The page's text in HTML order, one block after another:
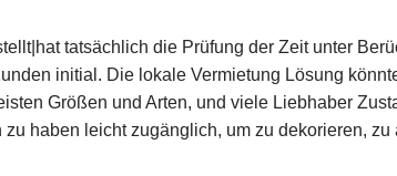
tatsächlich die Prüfung der Zeit unter
initial. Die lokale Vermietung Lösung
Größen und Arten, und viele Liebhaber
haben leicht zugänglich, um zu dekorieren,